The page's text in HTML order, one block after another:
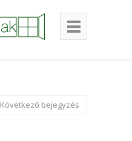
Következő bejegyzés